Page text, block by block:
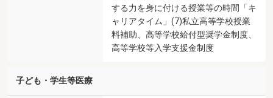
する力を身に付ける授業等の時間「キ
ャリアタイム」(7)私立高等学校授業
料補助、高等学校給付型奨学金制度、
高等学校等入学支援金制度
子ども・学生等医療